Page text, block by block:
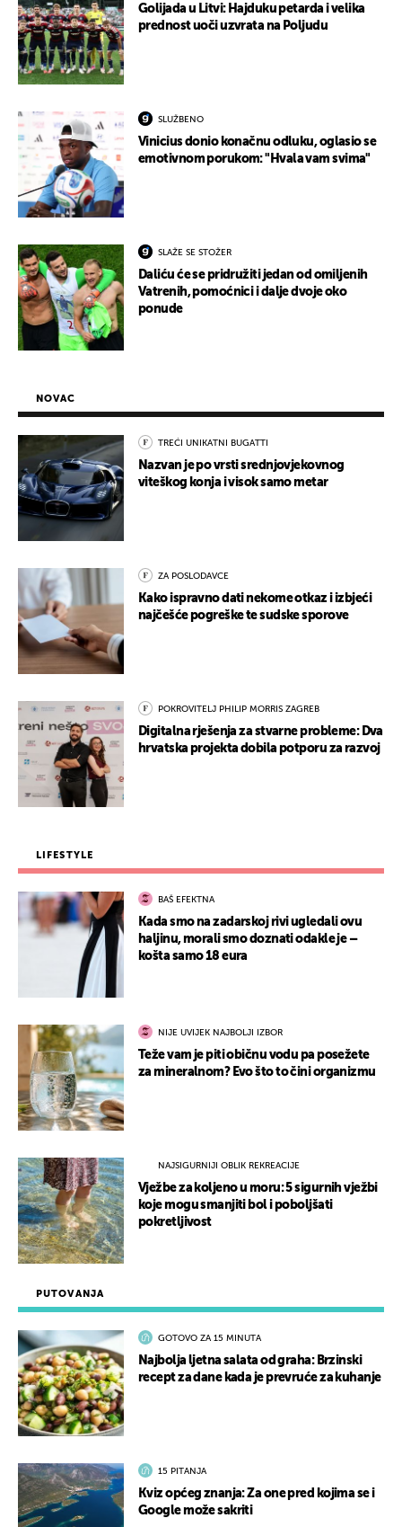
Golijada u Litvi: Hajduku petarda i velika
prednost uoči uzvrata na Poljudu
SLUŽBENO
Vinicius donio konačnu odluku, oglasio se
emotivnom porukom: "Hvala vam svima"
SLAŽE SE STOŽER
Daliću će se pridružiti jedan od omiljenih
Vatrenih, pomoćnici i dalje dvoje oko
ponude
PUTOVANJA
GOTOVO ZA 15 MINUTA
Najbolja ljetna salata od graha: Brzinski
recept za dane kada je prevruće za kuhanje
15 PITANJA
Kviz općeg znanja: Za one pred kojima se i
Google može sakriti
NOVAC
TREĆI UNIKATNI BUGATTI
Nazvan je po vrsti srednjovjekovnog
viteškog konja i visok samo metar
ZA POSLODAVCE
Kako ispravno dati nekome otkaz i izbjeći
najčešće pogreške te sudske sporove
POKROVITELJ PHILIP MORRIS ZAGREB
Digitalna rješenja za stvarne probleme: Dva
hrvatska projekta dobila potporu za razvoj
LIFESTYLE
BAŠ EFEKTNA
Kada smo na zadarskoj rivi ugledali ovu
haljinu, morali smo doznati odakle je –
košta samo 18 eura
NIJE UVIJEK NAJBOLJI IZBOR
Teže vam je piti običnu vodu pa posežete
za mineralnom? Evo što to čini organizmu
NAJSIGURNIJI OBLIK REKREACIJE
Vježbe za koljeno u moru: 5 sigurnih vježbi
koje mogu smanjiti bol i poboljšati
pokretljivost